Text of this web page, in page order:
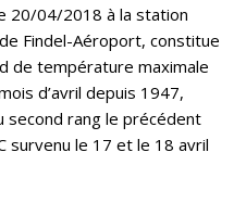
20/04/2018 à la station
Findel-Aéroport, constitue
de température maximale
d’avril depuis 1947,
second rang le précédent
survenu le 17 et le 18 avril